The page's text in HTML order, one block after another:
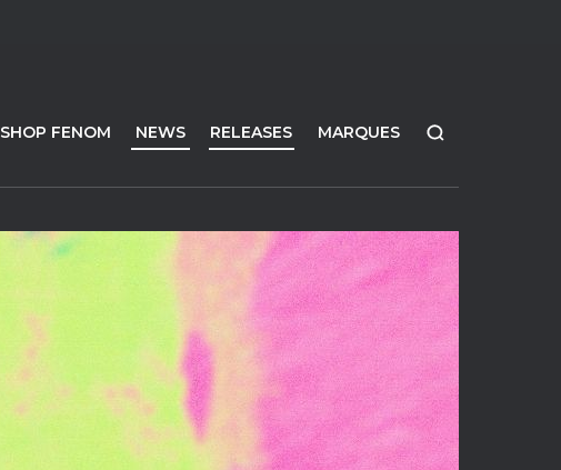
SHOP FENOM NEWS RELEASES MARQUES